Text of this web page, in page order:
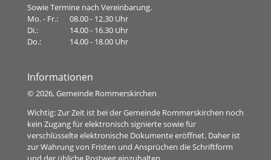
Sowie Termine nach Vereinbarung.
Mo. - Fr.:
08.00 - 12.30 Uhr
Di.:
14.00 - 16.30 Uhr
Do.:
14.00 - 18.00 Uhr
Informationen
© 2026, Gemeinde Rommerskirchen
Wichtig: Zur Zeit ist bei der Gemeinde Rommerskirchen noch
kein Zugang für elektronisch signierte sowie für
verschlüsselte elektronische Dokumente eröffnet. Daher ist
zur Wahrung von Fristen und Ansprüchen die Schriftform